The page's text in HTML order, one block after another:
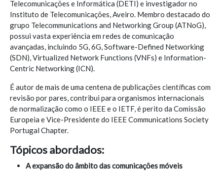
Telecomunicações e Informática (DETI) e investigador no
Instituto de Telecomunicações, Aveiro. Membro destacado do
grupo Telecommunications and Networking Group (ATNoG),
possui vasta experiência em redes de comunicação
avançadas, incluindo 5G, 6G, Software-Defined Networking
(SDN), Virtualized Network Functions (VNFs) e Information-
Centric Networking (ICN).
É autor de mais de uma centena de publicações científicas com
revisão por pares, contribui para organismos internacionais
de normalização como o IEEE e o IETF, é perito da Comissão
Europeia e Vice-Presidente do IEEE Communications Society
Portugal Chapter.
Tópicos abordados:
A expansão do âmbito das comunicações móveis